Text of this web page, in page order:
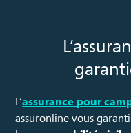
L’assurance pour
assuronline vous